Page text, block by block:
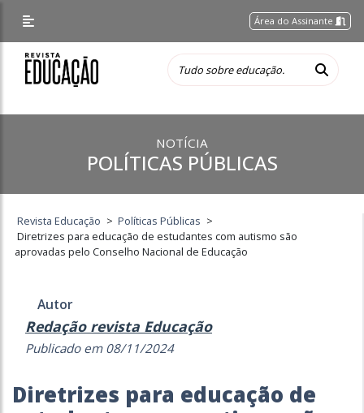
Área do Assinante
NOTÍCIA
POLÍTICAS PÚBLICAS
Revista Educação > Políticas Públicas >
Diretrizes para educação de estudantes com autismo são
aprovadas pelo Conselho Nacional de Educação
Autor
Redação revista Educação
Publicado em 08/11/2024
Diretrizes para educação de